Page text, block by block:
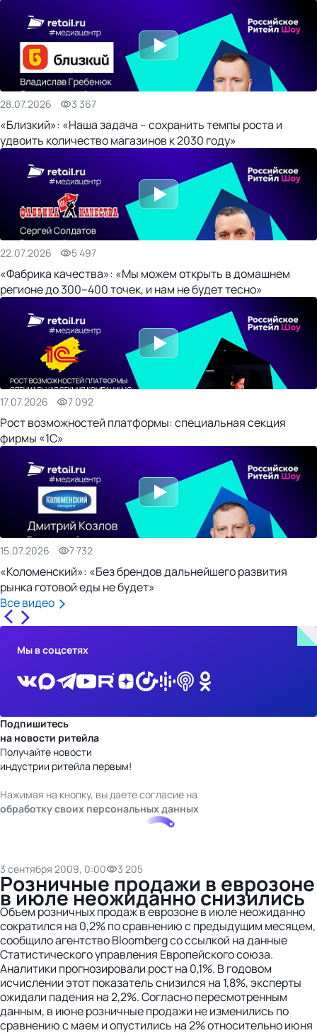
28.07.2026 3 367
«Близкий»: «Наша задача – сохранить темпы роста и
удвоить количество магазинов к 2030 году»
22.07.2026 5 497
«Фабрика качества»: «Мы можем открыть в домашнем
регионе до 300–400 точек, и нам не будет тесно»
17.07.2026 7 092
Рост возможностей платформы: специальная секция
фирмы «1С»
15.07.2026 7 732
«Коломенский»: «Без брендов дальнейшего развития
рынка готовой еды не будет»
Все видео
Мы в соцсетях
Подпишитесь
на новости ритейла
Получайте новости
индустрии ритейла первым!
Нажимая на кнопку, вы даете согласие на
обработку своих персональных данных
3 сентября 2009, 0:00 3 205
Розничные продажи в еврозоне
в июле неожиданно снизились
Объем розничных продаж в еврозоне в июле неожиданно
сократился на 0,2% по сравнению с предыдущим месяцем,
сообщило агентство Bloomberg со ссылкой на данные
Статистического управления Европейского союза.
Аналитики прогнозировали рост на 0,1%. В годовом
исчислении этот показатель снизился на 1,8%, эксперты
ожидали падения на 2,2%. Согласно пересмотренным
данным, в июне розничные продажи не изменились по
сравнению с маем и опустились на 2% относительно июня